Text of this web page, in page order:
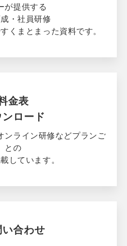
が提供する
・社員研修
くまとまった資料です。
金表
ンロード
ンライン研修などプランご
との
しています。
い合わせ